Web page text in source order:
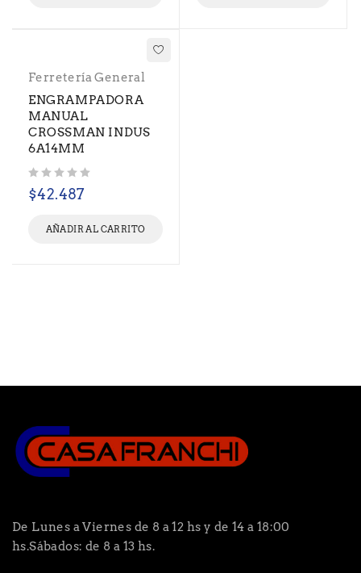
Ferretería General
ENGRAMPADORA
MANUAL
CROSSMAN INDUS
6A14MM
$42.487
AÑADIR AL CARRITO
De Lunes a Viernes de 8 a 12 hs y de 14 a 18:00
hs.Sábados: de 8 a 13 hs.